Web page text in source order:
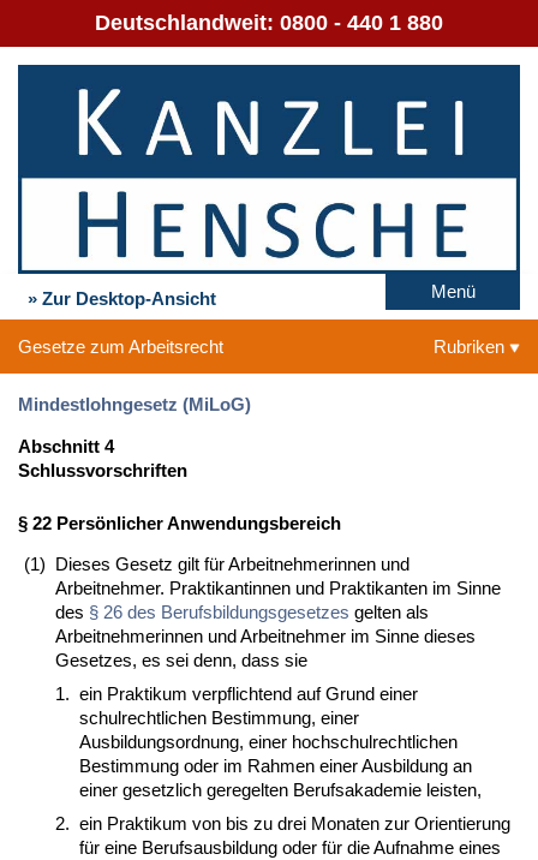
Deutschlandweit: 0800 - 440 1 880
» Zur Desktop-Ansicht Menü
Gesetze zum Arbeitsrecht Rubriken
Mindestlohngesetz (MiLoG)
Abschnitt 4
Schlussvorschriften
§ 22 Persönlicher Anwendungsbereich
(1) Dieses Gesetz gilt für Arbeitnehmerinnen und
Arbeitnehmer. Praktikantinnen und Praktikanten im Sinne
des § 26 des Berufsbildungsgesetzes gelten als
Arbeitnehmerinnen und Arbeitnehmer im Sinne dieses
Gesetzes, es sei denn, dass sie
1. ein Praktikum verpflichtend auf Grund einer
schulrechtlichen Bestimmung, einer
Ausbildungsordnung, einer hochschulrechtlichen
Bestimmung oder im Rahmen einer Ausbildung an
einer gesetzlich geregelten Berufsakademie leisten,
2. ein Praktikum von bis zu drei Monaten zur Orientierung
für eine Berufsausbildung oder für die Aufnahme eines